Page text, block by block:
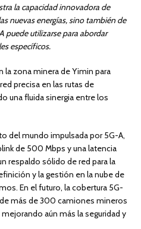
la capacidad innovadora de
nuevas energías, sino también de
puede utilizarse para abordar
específicos.
la zona minera de Yimin para
precisa en las rutas de
una fluida sinergia entre los
del mundo impulsada por 5G-A,
de 500 Mbps y una latencia
respaldo sólido de red para la
y la gestión en la nube de
En el futuro, la cobertura 5G-
más de 300 camiones mineros
aún más la seguridad y